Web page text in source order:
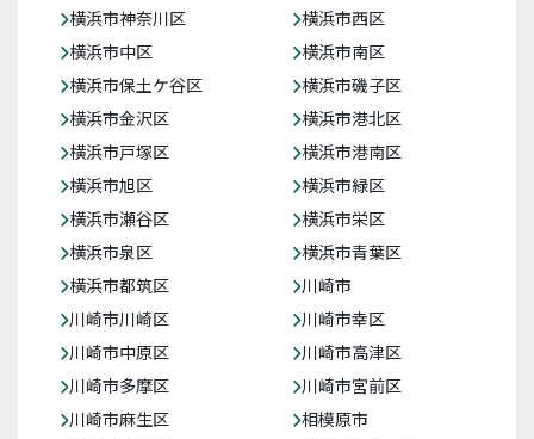
横浜市神奈川区
横浜市西区
横浜市中区
横浜市南区
横浜市保土ケ谷区
横浜市磯子区
横浜市金沢区
横浜市港北区
横浜市戸塚区
横浜市港南区
横浜市旭区
横浜市緑区
横浜市瀬谷区
横浜市栄区
横浜市泉区
横浜市青葉区
横浜市都筑区
川崎市
川崎市川崎区
川崎市幸区
川崎市中原区
川崎市高津区
川崎市多摩区
川崎市宮前区
川崎市麻生区
相模原市